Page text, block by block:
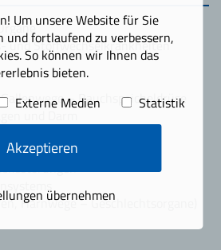
und Stoffwechselkrankheiten
– Bauchspeicheldrüse
und Darm
Bindegewebe
(Krebs)
Harnwege – Geschlechtsorgane)
Um unsere Website für Sie
und fortlaufend zu verbessern,
So können wir Ihnen das
bieten.
Externe Medien Statistik
Akzeptieren
übernehmen